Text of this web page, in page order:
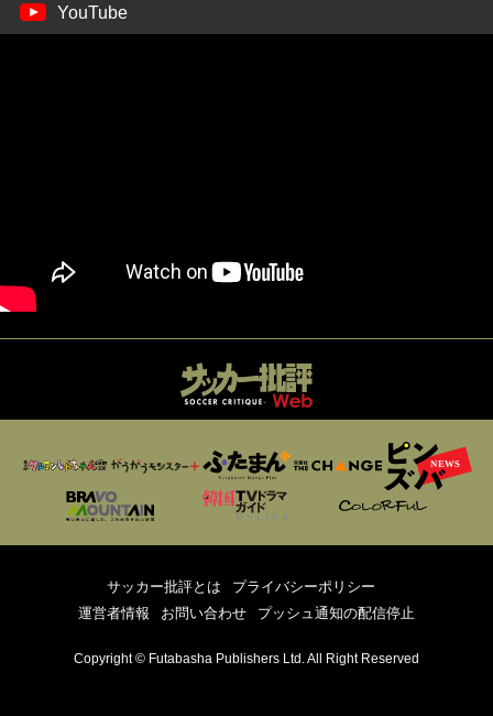
YouTube
サッカー批評とは
プライバシーポリシー
運営者情報
お問い合わせ プッシュ通知の配信停止
Copyright © Futabasha Publishers Ltd. All Right Reserved